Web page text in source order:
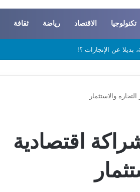
تكنولوجيا الاقتصاد رياضة ثقافة
والاستثمار
اقتصادية